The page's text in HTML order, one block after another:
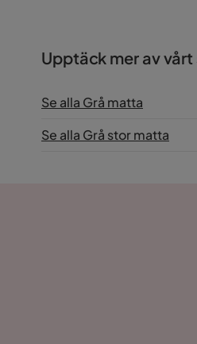
Upptäck mer av
Se alla Grå matta
Se alla Grå stor matta